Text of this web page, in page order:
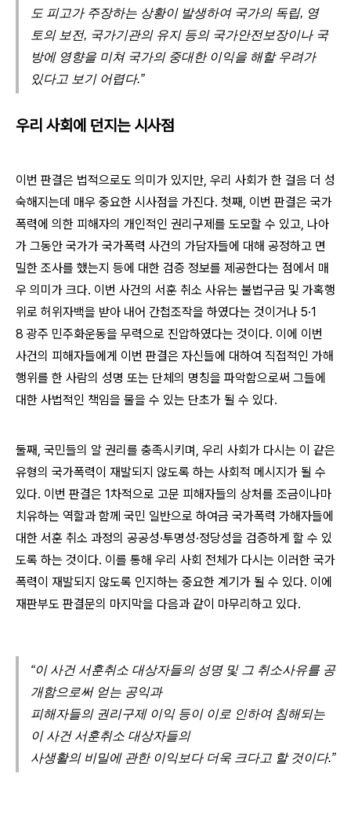
도 피고가 주장하는 상황이 발생하여 국가의 독립, 영
토의 보전, 국가기관의 유지 등의 국가안전보장이나 국
방에 영향을 미쳐 국가의 중대한 이익을 해할 우려가
있다고 보기 어렵다.”
우리 사회에 던지는 시사점
이번 판결은 법적으로도 의미가 있지만, 우리 사회가 한 걸음 더 성
숙해지는데 매우 중요한 시사점을 가진다. 첫째, 이번 판결은 국가
폭력에 의한 피해자의 개인적인 권리구제를 도모할 수 있고, 나아
가 그동안 국가가 국가폭력 사건의 가담자들에 대해 공정하고 면
밀한 조사를 했는지 등에 대한 검증 정보를 제공한다는 점에서 매
우 의미가 크다. 이번 사건의 서훈 취소 사유는 불법구금 및 가혹행
위로 허위자백을 받아 내어 간첩조작을 하였다는 것이거나 5·1
8 광주 민주화운동을 무력으로 진압하였다는 것이다. 이에 이번
사건의 피해자들에게 이번 판결은 자신들에 대하여 직접적인 가해
행위를 한 사람의 성명 또는 단체의 명칭을 파악함으로써 그들에
대한 사법적인 책임을 물을 수 있는 단초가 될 수 있다.
둘째, 국민들의 알 권리를 충족시키며, 우리 사회가 다시는 이 같은
유형의 국가폭력이 재발되지 않도록 하는 사회적 메시지가 될 수
있다. 이번 판결은 1차적으로 고문 피해자들의 상처를 조금이나마
치유하는 역할과 함께 국민 일반으로 하여금 국가폭력 가해자들에
대한 서훈 취소 과정의 공공성·투명성·정당성을 검증하게 할 수 있
도록 하는 것이다. 이를 통해 우리 사회 전체가 다시는 이러한 국가
폭력이 재발되지 않도록 인지하는 중요한 계기가 될 수 있다. 이에
재판부도 판결문의 마지막을 다음과 같이 마무리하고 있다.
“이 사건 서훈취소 대상자들의 성명 및 그 취소사유를 공
개함으로써 얻는 공익과
피해자들의 권리구제 이익 등이 이로 인하여 침해되는
이 사건 서훈취소 대상자들의
사생활의 비밀에 관한 이익보다 더욱 크다고 할 것이다.”